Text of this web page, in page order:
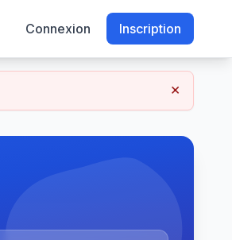
Connexion Inscription
×